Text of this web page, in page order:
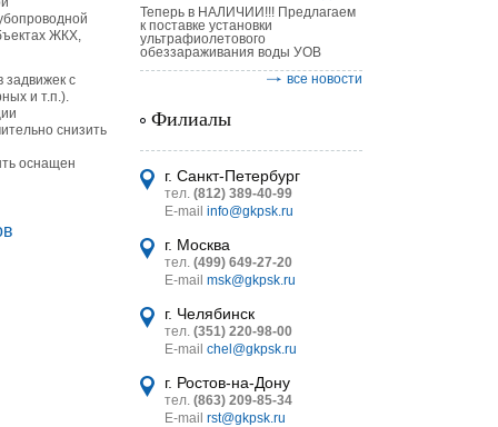
ЖКХ,
задвижек с
и т.п.).
снизить
оснащен
число оборотов
для закрытия
(открытия) арматуры, об.
Масса
кг,
±8%
25
Теперь в НАЛИЧИИ!!! Предлагаем
к поставке установки
ультрафиолетового
обеззараживания воды УОВ
все новости
Филиалы
г. Санкт-Петербург
тел. (812) 389-40-99
E-mail info@gkpsk.ru
г. Москва
тел. (499) 649-27-20
E-mail msk@gkpsk.ru
г. Челябинск
тел. (351) 220-98-00
E-mail chel@gkpsk.ru
г. Ростов-на-Дону
тел. (863) 209-85-34
E-mail rst@gkpsk.ru